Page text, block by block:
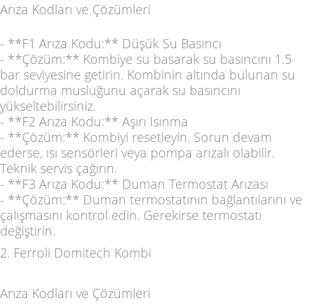
Arıza Kodları ve Çözümleri
- **F1 Arıza Kodu:** Düşük Su Basıncı
- **Çözüm:** Kombiye su basarak su basıncını 1.5
bar seviyesine getirin. Kombinin altında bulunan su
doldurma musluğunu açarak su basıncını
yükseltebilirsiniz.
- **F2 Arıza Kodu:** Aşırı Isınma
- **Çözüm:** Kombiyi resetleyin. Sorun devam
ederse, ısı sensörleri veya pompa arızalı olabilir.
Teknik servis çağırın.
- **F3 Arıza Kodu:** Duman Termostat Arızası
- **Çözüm:** Duman termostatının bağlantılarını ve
çalışmasını kontrol edin. Gerekirse termostatı
değiştirin.
2. Ferroli Domitech Kombi
Arıza Kodları ve Çözümleri